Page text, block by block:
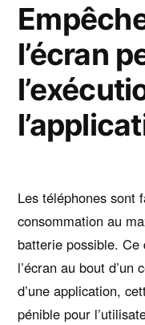
l’écran
Les téléphones sont
consommation au
batterie possible.
l’écran au bout
d’une application,
pénible pour